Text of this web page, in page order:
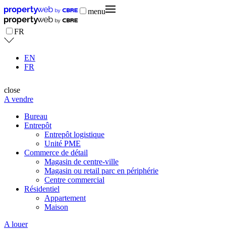
menu
FR
EN
FR
close
A vendre
Bureau
Entrepôt
Entrepôt logistique
Unité PME
Commerce de détail
Magasin de centre-ville
Magasin ou retail parc en périphérie
Centre commercial
Résidentiel
Appartement
Maison
A louer